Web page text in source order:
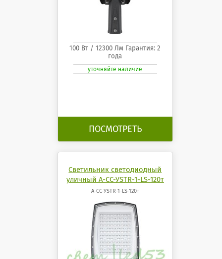
100 Вт / 12300 Лм Гарантия: 2
года
уточняйте наличие
ПОСМОТРЕТЬ
Светильник светодиодный
уличный А-СС-УSTR-1-LS-120т
А-СС-УSTR-1-LS-120т